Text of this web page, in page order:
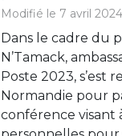
Modifié le 7 avril 2024
Dans le cadre du
N’Tamack,
Poste 2023, s’est
Normandie pour
conférence visant